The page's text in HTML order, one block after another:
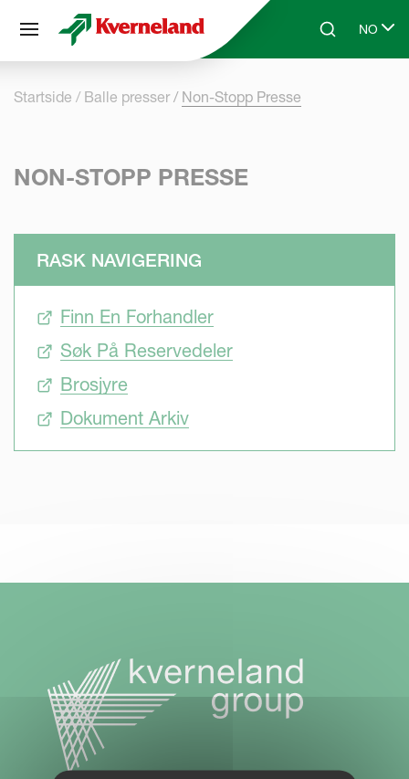
Skip to main contentSearchNO
Select
Startside Balle presser Non-Stopp Presse
NON-STOPP PRESSE
RASK NAVIGERING
Finn En Forhandler
Søk På Reservedeler
Brosjyre
Dokument Arkiv
Panel for informasjonskapsler